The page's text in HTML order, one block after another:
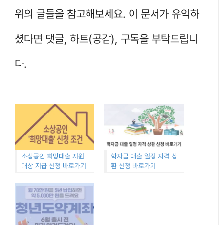
위의 글들을 참고해보세요. 이 문서가 유익하
셨다면 댓글, 하트(공감), 구독을 부탁드립니
다.
소상공인 희망대출 지원
대상 지급 신청 바로가기
학자금 대출 일정 자격 상
환 신청 바로가기